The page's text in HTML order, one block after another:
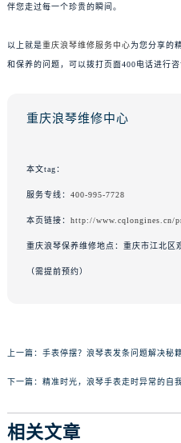
伴您走过每一个珍贵的瞬间。
以上就是重庆浪琴维修服务中心为您分享的
和保养的问题，可以拨打页面400电话进行
重庆浪琴维修中心
本文tag：
服务专线： 400-995-7728
本页链接： http://www.cqlongines.cn/
重庆浪琴保养维修地点：重庆市江北区
（需提前预约）
上一篇： 手表停摆？浪琴表发条问题解决秘
下一篇： 精准时光，浪琴手表走时异常的自
相关文章